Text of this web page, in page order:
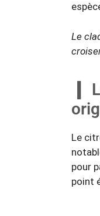
Le
Le
pour
point